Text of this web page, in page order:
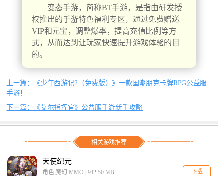
变态手游，简称BT手游，是指由研发授
权推出的手游特色福利专区，通过免费赠送
VIP和元宝，调整爆率，提高充值比例等方
式，从而达到让玩家快速提升游戏体验的目
的。
上一篇：《少年西游记2（免费版）》一款国潮朋克卡牌RPG公益服
手游！
下一篇：《艾尔指挥官》公益服手游新手攻略
相关游戏推荐
天使纪元
角色 魔幻 MMO | 982.50 MB
下载